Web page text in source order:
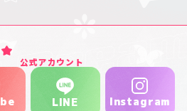
公式アカウント
LINE Instagram